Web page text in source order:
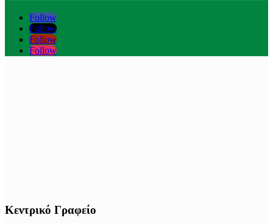
Follow
Follow
Follow
Follow
Κεντρικό Γραφείο